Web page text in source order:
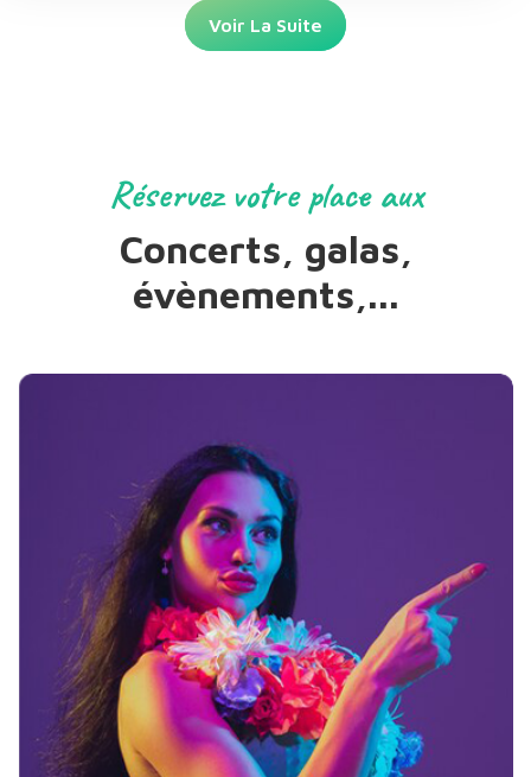
Voir La Suite
Réservez votre place aux
Concerts, galas,
évènements,...